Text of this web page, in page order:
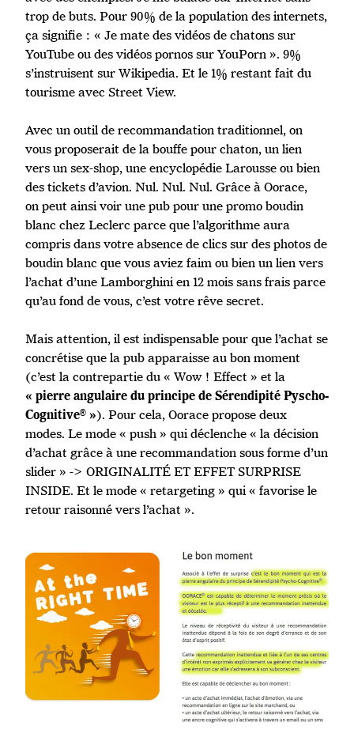
trop de buts. Pour 90% de la population des internets,
ça signifie : « Je mate des vidéos de chatons sur
YouTube ou des vidéos pornos sur YouPorn ». 9%
s’instruisent sur Wikipedia. Et le 1% restant fait du
tourisme avec Street View.
Avec un outil de recommandation traditionnel, on
vous proposerait de la bouffe pour chaton, un lien
vers un sex-shop, une encyclopédie Larousse ou bien
des tickets d’avion. Nul. Nul. Nul. Grâce à Oorace,
on peut ainsi voir une pub pour une promo boudin
blanc chez Leclerc parce que l’algorithme aura
compris dans votre absence de clics sur des photos de
boudin blanc que vous aviez faim ou bien un lien vers
l’achat d’une Lamborghini en 12 mois sans frais parce
qu’au fond de vous, c’est votre rêve secret.
Mais attention, il est indispensable pour que l’achat se
concrétise que la pub apparaisse au bon moment
(c’est la contrepartie du « Wow ! Effect » et la
« pierre angulaire du principe de Sérendipité Pyscho-
Cognitive® »). Pour cela, Oorace propose deux
modes. Le mode « push » qui déclenche « la décision
d’achat grâce à une recommandation sous forme d’un
slider » -> ORIGINALITÉ ET EFFET SURPRISE
INSIDE. Et le mode « retargeting » qui « favorise le
retour raisonné vers l’achat ».